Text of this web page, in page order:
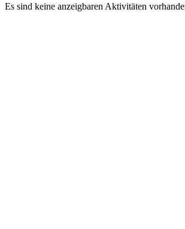
Es sind keine anzeigbaren Aktivitäten